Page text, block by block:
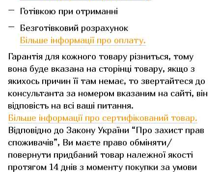
Готівкою при отриманні
Безготівковий розрахунок
Більше інформації про оплату.
Гарантія для кожного товару різниться, тому
вона буде вказана на сторінці товару, якщо з
якихось причин її там немає, то звертайтеся до
консультанта за номером вказаним на сайті, він
відповість на всі ваші питання.
Більше інформації про сертифікований товар.
Відповідно до Закону України “Про захист прав
споживачів”, Ви маєте право обміняти/
повернути придбаний товар належної якості
протягом 14 днів з моменту покупки за умови